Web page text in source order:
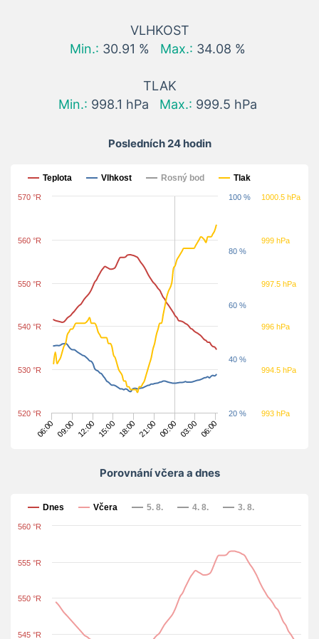
VLHKOST
Min.: 30.91 % Max.: 34.08 %
TLAK
Min.: 998.1 hPa Max.: 999.5 hPa
Posledních 24 hodin
Posledních 24 hodin
Teplota Vlhkost Rosný bod Tlak
06:00 12:00 18:00 00:00 06:00
09:00 15:00 21:00 03:00
520 °R
530 °R
540 °R
550 °R
560 °R
570 °R
20 %
40 %
60 %
80 %
100 %
993 hPa
994.5 hPa
996 hPa
997.5 hPa
999 hPa
1000.5 hPa
Porovnání včera a dnes
Porovnání včera a dnes
Dnes Včera 5. 8. 4. 8. 3. 8.
545 °R
550 °R
555 °R
560 °R